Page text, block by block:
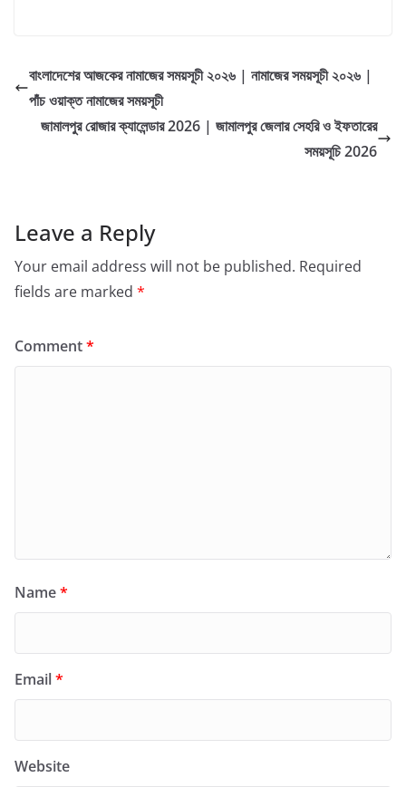
বাংলাদেশের আজকের নামাজের সময়সূচী ২০২৬ | নামাজের সময়সূচী ২০২৬ |
পাঁচ ওয়াক্ত নামাজের সময়সূচী
জামালপুর রোজার ক্যালেন্ডার 2026 | জামালপুর জেলার সেহরি ও ইফতারের
সময়সূচি 2026
Leave a Reply
Your email address will not be published. Required
fields are marked *
Comment*
Name*
Email*
Website